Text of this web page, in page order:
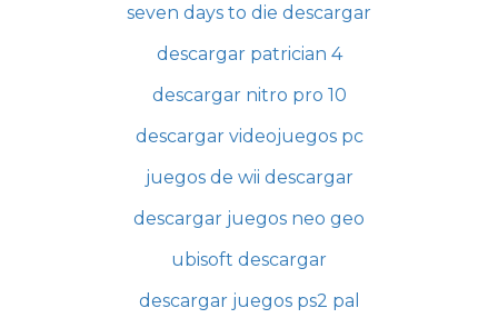
seven days to die descargar
descargar patrician 4
descargar nitro pro 10
descargar videojuegos pc
juegos de wii descargar
descargar juegos neo geo
ubisoft descargar
descargar juegos ps2 pal